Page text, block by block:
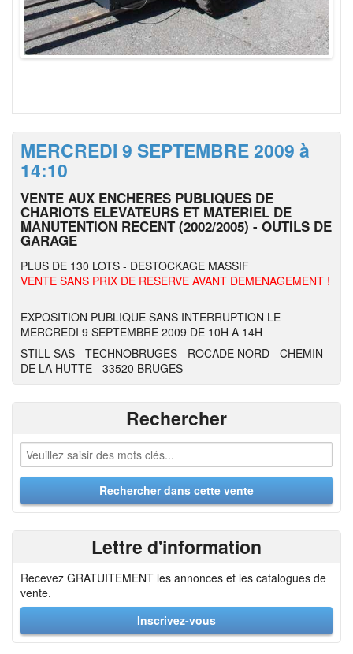
MERCREDI 9 SEPTEMBRE 2009 à
14:10
VENTE AUX ENCHERES PUBLIQUES DE
CHARIOTS ELEVATEURS ET MATERIEL DE
MANUTENTION RECENT (2002/2005) - OUTILS DE
GARAGE
PLUS DE 130 LOTS - DESTOCKAGE MASSIF
VENTE SANS PRIX DE RESERVE AVANT DEMENAGEMENT !
EXPOSITION PUBLIQUE SANS INTERRUPTION LE
MERCREDI 9 SEPTEMBRE 2009 DE 10H A 14H
STILL SAS - TECHNOBRUGES - ROCADE NORD - CHEMIN
DE LA HUTTE - 33520 BRUGES
Rechercher
Lettre d'information
Recevez GRATUITEMENT les annonces et les catalogues de
vente.
Inscrivez-vous